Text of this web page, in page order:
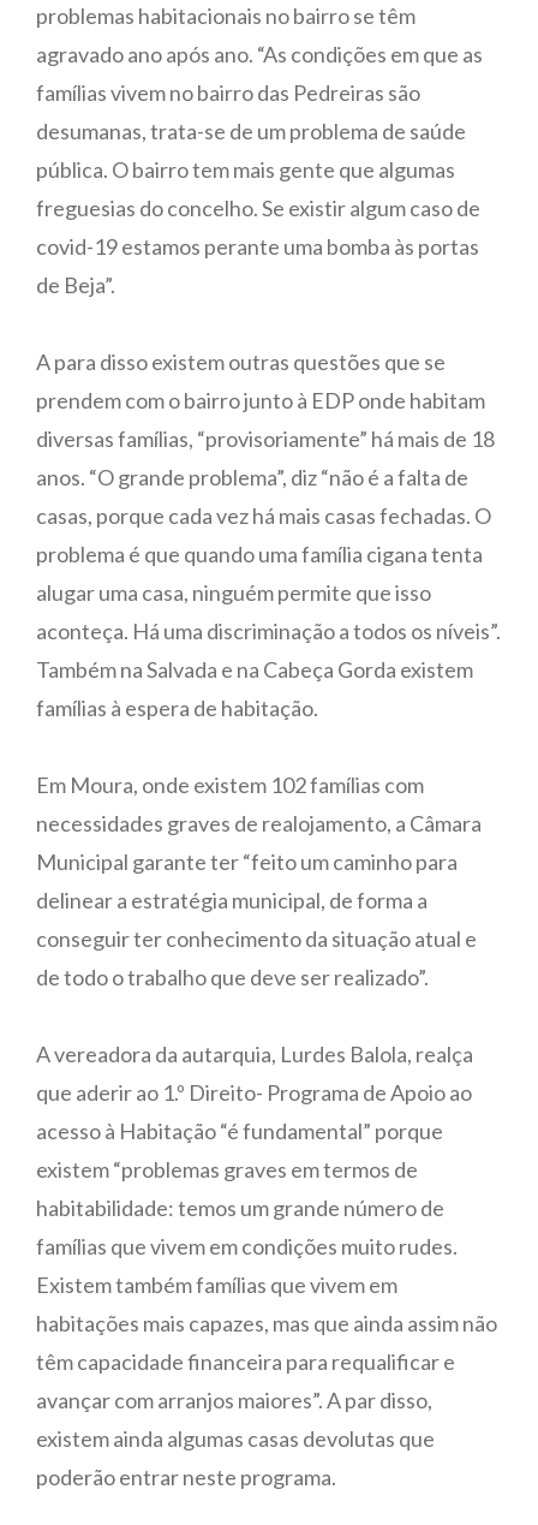
problemas habitacionais no bairro se têm
agravado ano após ano. “As condições em que as
famílias vivem no bairro das Pedreiras são
desumanas, trata-se de um problema de saúde
pública. O bairro tem mais gente que algumas
freguesias do concelho. Se existir algum caso de
covid-19 estamos perante uma bomba às portas
de Beja”.
A para disso existem outras questões que se
prendem com o bairro junto à EDP onde habitam
diversas famílias, “provisoriamente” há mais de 18
anos. “O grande problema”, diz “não é a falta de
casas, porque cada vez há mais casas fechadas. O
problema é que quando uma família cigana tenta
alugar uma casa, ninguém permite que isso
aconteça. Há uma discriminação a todos os níveis”.
Também na Salvada e na Cabeça Gorda existem
famílias à espera de habitação.
Em Moura, onde existem 102 famílias com
necessidades graves de realojamento, a Câmara
Municipal garante ter “feito um caminho para
delinear a estratégia municipal, de forma a
conseguir ter conhecimento da situação atual e
de todo o trabalho que deve ser realizado”.
A vereadora da autarquia, Lurdes Balola, realça
que aderir ao 1.º Direito- Programa de Apoio ao
acesso à Habitação “é fundamental” porque
existem “problemas graves em termos de
habitabilidade: temos um grande número de
famílias que vivem em condições muito rudes.
Existem também famílias que vivem em
habitações mais capazes, mas que ainda assim não
têm capacidade financeira para requalificar e
avançar com arranjos maiores”. A par disso,
existem ainda algumas casas devolutas que
poderão entrar neste programa.